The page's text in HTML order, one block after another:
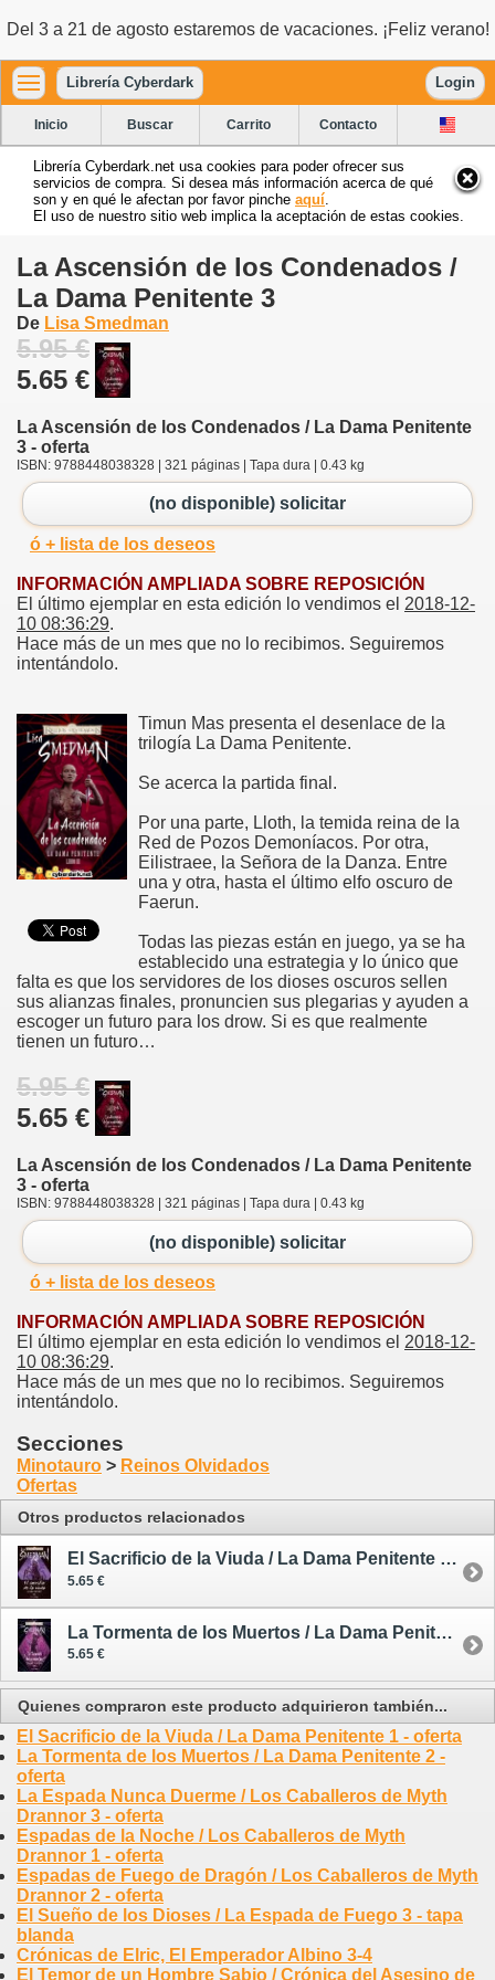
Del 3 a 21 de agosto estaremos de vacaciones. ¡Feliz verano!
Librería Cyberdark Login
Inicio Buscar Carrito Contacto
Librería Cyberdark.net usa cookies para poder ofrecer sus
servicios de compra. Si desea más información acerca de qué
son y en qué le afectan por favor pinche aquí
El uso de nuestro sitio web implica la aceptación de estas cookies.
La Ascensión de los Condenados /
La Dama Penitente 3
De Lisa Smedman
5.95 €
5.65 €
La Ascensión de los Condenados / La Dama Penitente
3 - oferta
ISBN: 9788448038328 | 321 páginas | Tapa dura | 0.43 kg
(no disponible) solicitar
ó + lista de los deseos
INFORMACIÓN AMPLIADA SOBRE REPOSICIÓN
El último ejemplar en esta edición lo vendimos el 2018-12-
10 08:36:29.
Hace más de un mes que no lo recibimos. Seguiremos
intentándolo.
Timun Mas presenta el desenlace de la
trilogía La Dama Penitente.
Se acerca la partida final.
Por una parte, Lloth, la temida reina de la
Red de Pozos Demoníacos. Por otra,
Eilistraee, la Señora de la Danza. Entre
una y otra, hasta el último elfo oscuro de
Faerun.
Todas las piezas están en juego, ya se ha
establecido una estrategia y lo único que
falta es que los servidores de los dioses oscuros sellen
sus alianzas finales, pronuncien sus plegarias y ayuden a
escoger un futuro para los drow. Si es que realmente
tienen un futuro…
5.95 €
5.65 €
La Ascensión de los Condenados / La Dama Penitente
3 - oferta
ISBN: 9788448038328 | 321 páginas | Tapa dura | 0.43 kg
(no disponible) solicitar
ó + lista de los deseos
INFORMACIÓN AMPLIADA SOBRE REPOSICIÓN
El último ejemplar en esta edición lo vendimos el 2018-12-
10 08:36:29.
Hace más de un mes que no lo recibimos. Seguiremos
intentándolo.
Secciones
Minotauro > Reinos Olvidados
Ofertas
Otros productos relacionados
El Sacrificio de la Viuda / La Dama Penitente 1 - oferta
5.65 €
La Tormenta de los Muertos / La Dama Penitente 2 - oferta
5.65 €
Quienes compraron este producto adquirieron también...
El Sacrificio de la Viuda / La Dama Penitente 1 - oferta
La Tormenta de los Muertos / La Dama Penitente 2 -
oferta
La Espada Nunca Duerme / Los Caballeros de Myth
Drannor 3 - oferta
Espadas de la Noche / Los Caballeros de Myth
Drannor 1 - oferta
Espadas de Fuego de Dragón / Los Caballeros de Myth
Drannor 2 - oferta
El Sueño de los Dioses / La Espada de Fuego 3 - tapa
blanda
Crónicas de Elric, El Emperador Albino 3-4
El Temor de un Hombre Sabio / Crónica del Asesino de